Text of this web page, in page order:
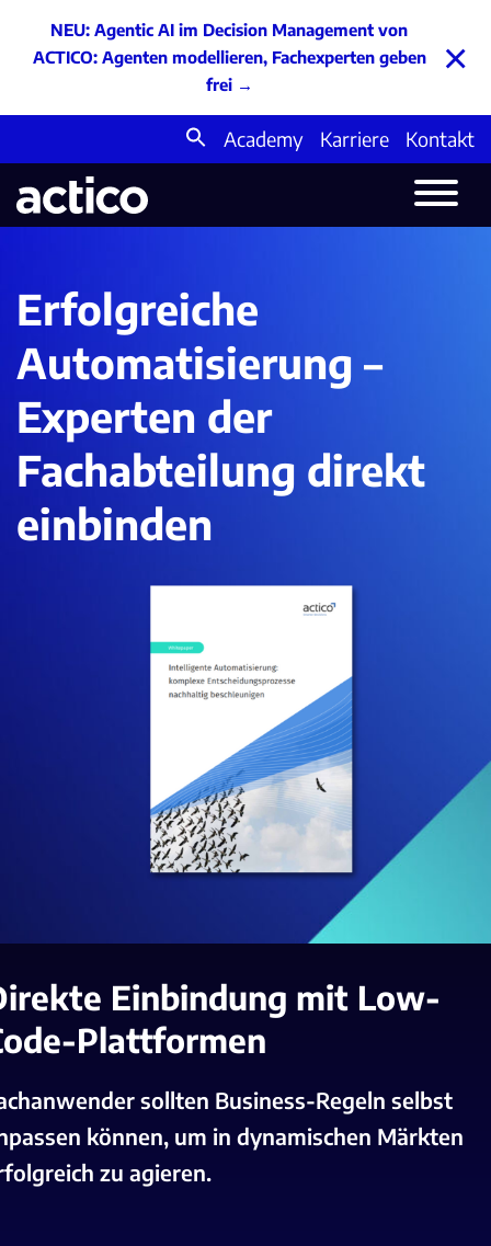
NEU: Agentic AI im Decision Management von
ACTICO: Agenten modellieren, Fachexperten geben
frei→
×
Search
for:
Academy Karriere Kontakt
Erfolgreiche
Automatisierung –
Experten der
Fachabteilung direkt
einbinden
Einbindung mit Low-
Plattformen
sollten Business-Regeln selbst
können, um in dynamischen Märkten
zu agieren.